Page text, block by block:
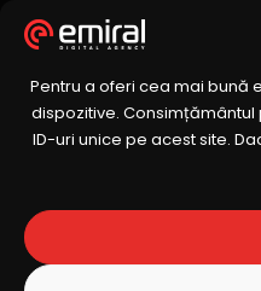
Pentru a oferi cea mai bună
dispozitive.
ID-uri unice pe acest site.
Creare site
Soluții
afacerea ta